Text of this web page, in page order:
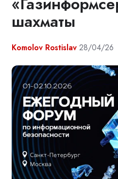
шахматы
Komolov Rostislav 28/04/26